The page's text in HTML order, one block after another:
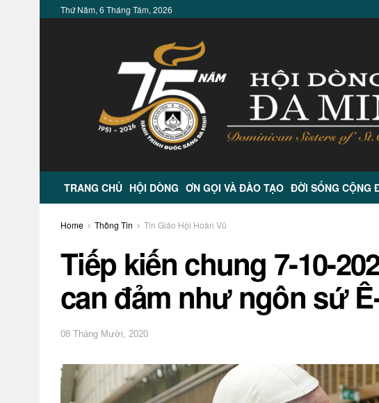
Thứ Năm, 6 Tháng Tám, 2026
TRANG CHỦ HỘI DÒNG ƠN GỌI VÀ ĐÀO TẠO ĐỜI SỐNG CỘNG
Home Thông Tin Tin Giáo Hội Hoàn Vũ
Tiếp kiến chung 7-10-
can đảm như ngôn sứ
08 Tháng Mười, 2020